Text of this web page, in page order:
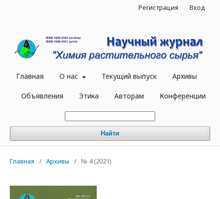
Главная О нас Текущий выпуск Архивы
Объявления Этика Авторам Конференции
Найти
Регистрация Вход
Главная / Архивы / № 4 (2021)